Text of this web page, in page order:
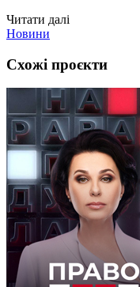
Читати далі
Новини
Схожі проєкти